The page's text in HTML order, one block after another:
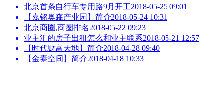
北京首条自行车专用路9月开工2018-05-25 09:01
【嘉铭奥森产业园】简介2018-05-24 10:31
北京商圈,商圈排名2018-05-22 09:23
业主汇的房子出租怎么和业主联系2018-05-21 12:57
【时代财富天地】简介2018-04-28 09:40
【金泰空间】简介2018-04-18 10:33